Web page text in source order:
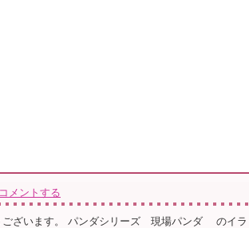
コメントする
ございます。 パンダシリーズ 現場パンダ のイラ